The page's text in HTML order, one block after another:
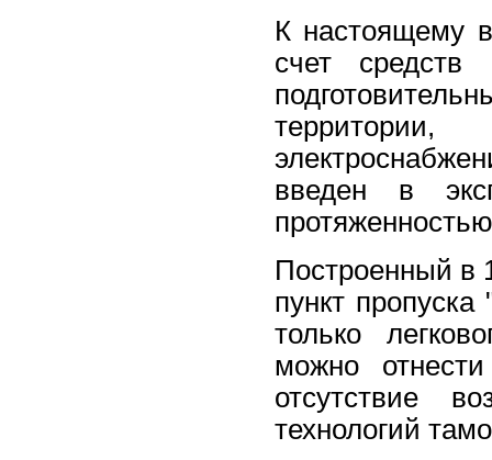
К настоящему
счет средств
территории,
введен в
Построенный в
пункт пропуска
только
можно
отсутствие
технологий